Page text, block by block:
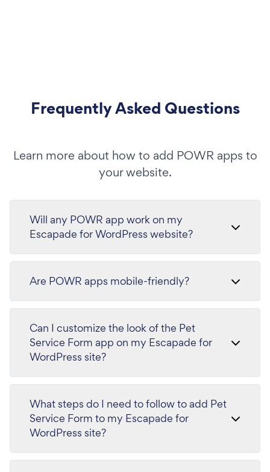
Frequently Asked Questions
Learn more about how to add POWR apps to
your website.
Will any POWR app work on my
Escapade for WordPress website?
Are POWR apps mobile-friendly?
Can I customize the look of the Pet
Service Form app on my Escapade for
WordPress site?
What steps do I need to follow to add Pet
Service Form to my Escapade for
WordPress site?